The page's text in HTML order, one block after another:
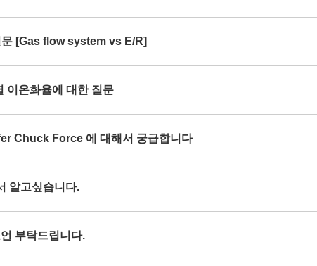
[Gas flow system vs E/R]
이온화율에 대한 질문
Chuck Force 에 대해서 궁급합니다
알고싶습니다.
부탁드립니다.